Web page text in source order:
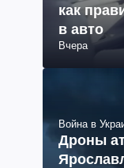
как
в авто
Вчера
Война в
Дроны